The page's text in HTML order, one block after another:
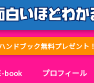
ンドブック無料プレゼント！
book プロフィール